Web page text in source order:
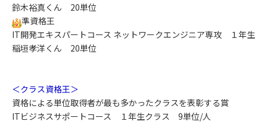
鈴木裕真くん 20単位
準資格王
IT開発エキスパートコース ネットワークエンジニア専攻 １年生
稲垣孝洋くん 20単位
＜クラス資格王＞
資格による単位取得者が最も多かったクラスを表彰する賞
ITビジネスサポートコース １年生クラス 9単位/人